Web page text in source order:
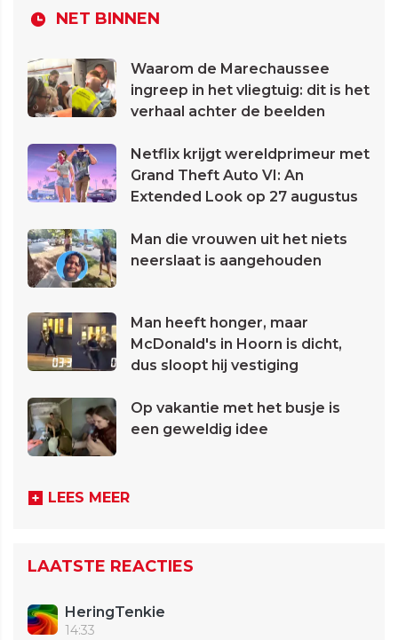
NET BINNEN
Waarom de Marechaussee
ingreep in het vliegtuig: dit is het
verhaal achter de beelden
Netflix krijgt wereldprimeur met
Grand Theft Auto VI: An
Extended Look op 27 augustus
Man die vrouwen uit het niets
neerslaat is aangehouden
Man heeft honger, maar
McDonald's in Hoorn is dicht,
dus sloopt hij vestiging
Op vakantie met het busje is
een geweldig idee
LEES MEER
LAATSTE REACTIES
HeringTenkie
14:33